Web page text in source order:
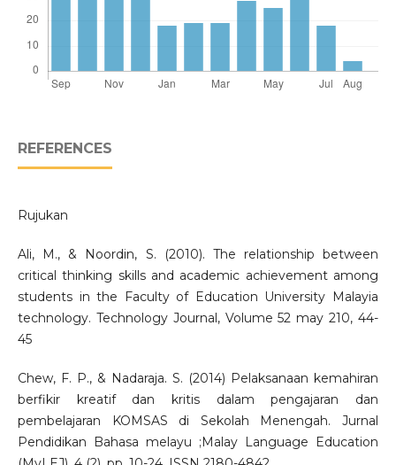
REFERENCES
Rujukan
Ali, M., & Noordin, S. (2010). The relationship between
critical thinking skills and academic achievement among
students in the Faculty of Education University Malayia
technology. Technology Journal, Volume 52 may 210, 44-
45
Chew, F. P., & Nadaraja. S. (2014) Pelaksanaan kemahiran
berfikir kreatif dan kritis dalam pengajaran dan
pembelajaran KOMSAS di Sekolah Menengah. Jurnal
Pendidikan Bahasa melayu ;Malay Language Education